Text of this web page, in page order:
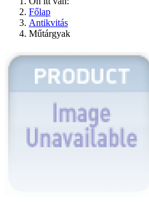
Főlap
Antikvitás
Műtárgyak